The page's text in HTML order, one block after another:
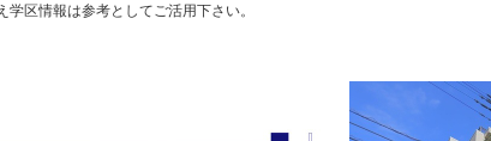
区情報は参考としてご活用下さい。